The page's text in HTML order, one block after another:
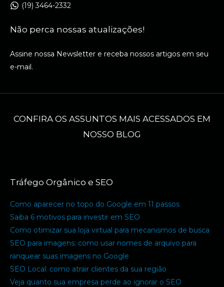
(19) 3464-2332
Não perca nossas atualizações!
Assine nossa Newsletter e receba nossos artigos em seu
e-mail.
CONFIRA OS ASSUNTOS MAIS ACESSADOS EM
NOSSO BLOG
Tráfego Orgânico e SEO
Como aparecer no topo do Google em 11 passos
Saiba 6 motivos para investir em SEO
Como otimizar sua loja virtual para mecanismos de busca
SEO para imagens: como usar nomes de arquivo para
ranquear suas imagens no Google
SEO Local: como atrair clientes da sua região
Veja quanto sua empresa perde ao ignorar o SEO